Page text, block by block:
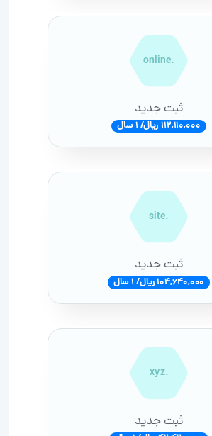
.online
ثبت جدید
112,110,000 ریال/ 1 سال
.site
ثبت جدید
104,640,000 ریال/ 1 سال
.xyz
ثبت جدید